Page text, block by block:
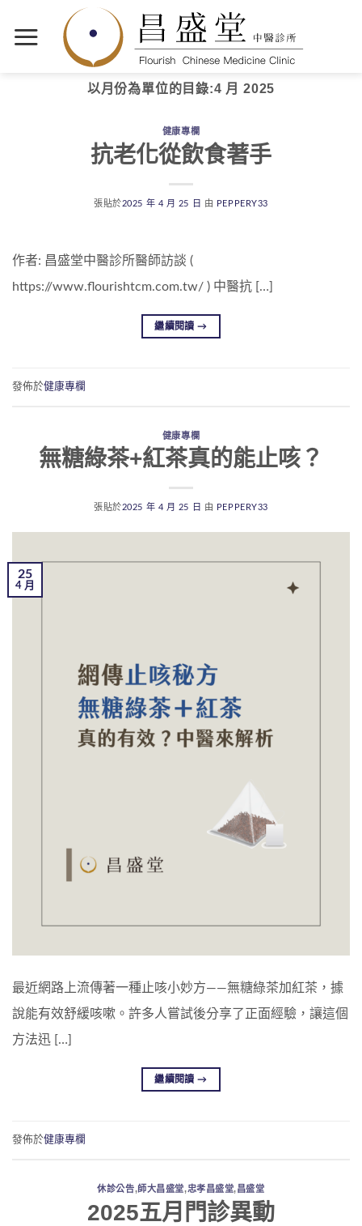
以月份為單位的目錄:4 月 2025
健康專欄
抗老化從飲食著手
張貼於2025 年 4 月 25 日 由 PEPPERY33
作者: 昌盛堂中醫診所醫師訪談 (
https://www.flourishtcm.com.tw/ ) 中醫抗 […]
繼續閱讀→
發佈於健康專欄
健康專欄
無糖綠茶+紅茶真的能止咳？
張貼於2025 年 4 月 25 日 由 PEPPERY33
25
4 月
最近網路上流傳著一種止咳小妙方——無糖綠茶加紅茶，據
說能有效舒緩咳嗽。許多人嘗試後分享了正面經驗，讓這個
方法迅 […]
繼續閱讀→
發佈於健康專欄
休診公告,師大昌盛堂,忠孝昌盛堂,昌盛堂
2025五月門診異動